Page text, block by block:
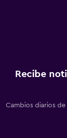
Recibe
Cambios diarios